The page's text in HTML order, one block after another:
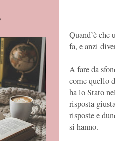
Quand’è che
fa, e anzi
A fare da
come quello
ha lo Stato
risposta
risposte e
si hanno.